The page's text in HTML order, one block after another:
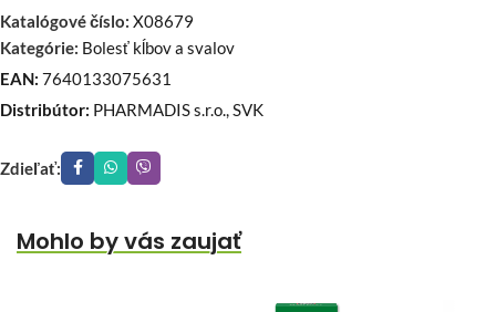
Katalógové číslo: X08679
Kategórie: Bolesť kĺbov a svalov
EAN: 7640133075631
Distribútor: PHARMADIS s.r.o., SVK
Zdieľať:
Mohlo by vás zaujať